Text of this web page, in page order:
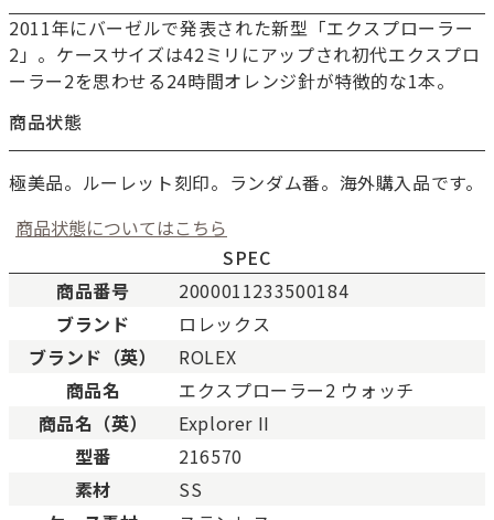
2011年にバーゼルで発表された新型「エクスプローラー
2」。ケースサイズは42ミリにアップされ初代エクスプロ
ーラー2を思わせる24時間オレンジ針が特徴的な1本。
商品状態
極美品。ルーレット刻印。ランダム番。海外購入品です。
商品状態についてはこちら
未使用
SAランク未使用同様品。数回使用し
Aランク 僅かな傷、汚れはあります
ABランク
Bランク
SPEC
商品番号
2000011233500184
ブランド
ロレックス
ブランド（英）
ROLEX
商品名
エクスプローラー2 ウォッチ
商品名（英）
Explorer II
型番
216570
素材
SS